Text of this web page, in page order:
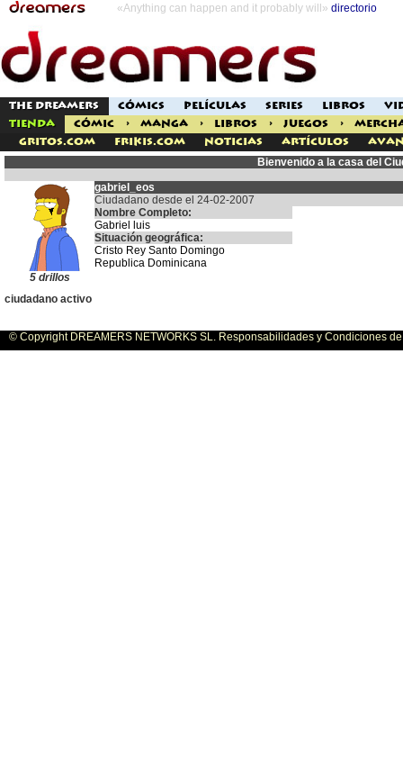
«Anything can happen and it probably will» directorio
THE DREAMERS CÓMICS PELÍCULAS SERIES LIBROS
TIENDA
CÓMIC > MANGA > LIBROS > JUEGOS >
Gritos.com
Frikis.com Noticias Artículos
Bienvenido a la casa del
5 drillos
gabriel_eos
Ciudadano desde el 24-02-2007
Nombre Completo:
Gabriel luis
Situación geográfica:
Cristo Rey Santo Domingo
Republica Dominicana
ciudadano activo
© Copyright DREAMERS NETWORKS SL. Responsabilidades y Condiciones